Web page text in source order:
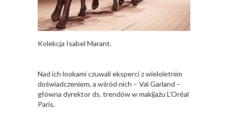
Kolekcja Isabel Marant.
Nad ich lookami czuwali eksperci z wieloletnim
doświadczeniem, a wśród nich – Val Garland –
główna dyrektor ds. trendów w makijażu L’Oréal
Paris.